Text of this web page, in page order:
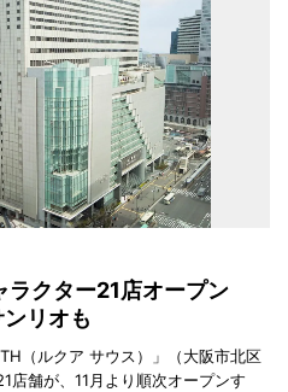
ラクター21店オープン
リオも
（ルクア サウス）」（大阪市北区
店舗が、11月より順次オープンす